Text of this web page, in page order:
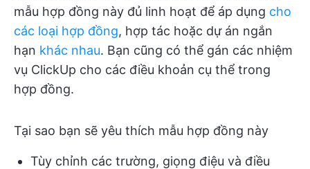
mẫu hợp đồng này đủ linh hoạt để áp dụng cho
các loại hợp đồng, hợp tác hoặc dự án ngắn
hạn khác nhau. Bạn cũng có thể gán các nhiệm
vụ ClickUp cho các điều khoản cụ thể trong
hợp đồng.
Tại sao bạn sẽ yêu thích mẫu hợp đồng này
Tùy chỉnh các trường, giọng điệu và điều